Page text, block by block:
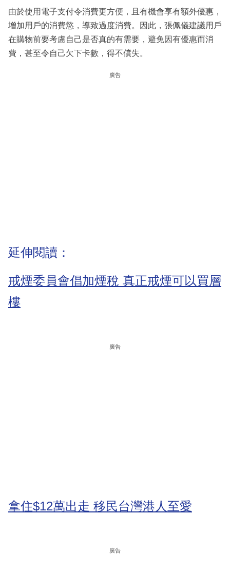
由於使用電子支付令消費更方便，且有機會享有額外優惠，
增加用戶的消費慾，導致過度消費。因此，張佩儀建議用戶
在購物前要考慮自己是否真的有需要，避免因有優惠而消
費，甚至令自己欠下卡數，得不償失。
廣告
延伸閱讀：
戒煙委員會倡加煙稅 真正戒煙可以買層
樓
廣告
拿住$12萬出走 移民台灣港人至愛
廣告